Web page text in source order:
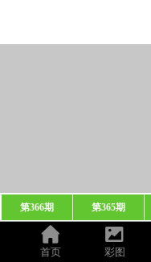
第366期 第365期
首页 彩图